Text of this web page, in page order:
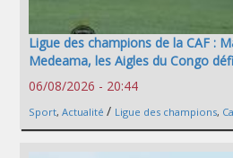
Ligue des champions de la CAF :
Medeama, les Aigles du Congo
06/08/2026 - 20:44
Sport, Actualité / Ligue des champions,